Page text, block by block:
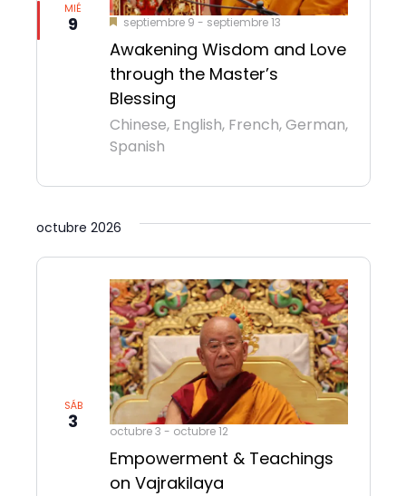
MIÉ
9
Awakening Wisdom and Love
through the Master’s
Blessing
Chinese, English, French, German,
Spanish
Destacado
septiembre 9 - septiembre 13
octubre 2026
SÁB
3
Empowerment & Teachings
on Vajrakilaya
octubre 3 - octubre 12